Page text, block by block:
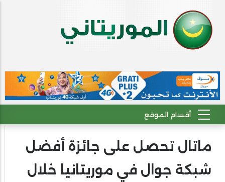
ماتال تحصل على جائزة أفضل
شبكة جوال في موريتانيا خلال